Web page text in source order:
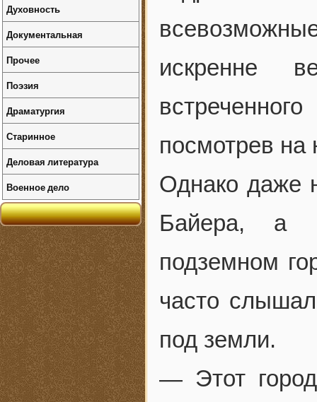
искренне
посмотрев на
Однако даже
Байера, а
подземном
часто
под земли.
— Этот
Духовность
Документальная
Прочее
Поэзия
Драматургия
Старинное
Деловая литература
Военное дело